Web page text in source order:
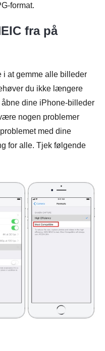
format.
fra på
i at gemme alle billeder
du ikke længere
dine iPhone-billeder
nogen problemer
med dine
for alle. Tjek følgende